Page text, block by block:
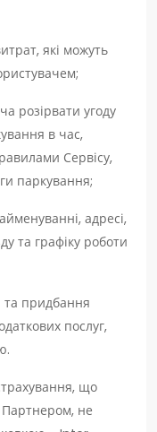
які можуть
розірвати угоду
в час,
Сервісу,
паркування;
адресі,
та графіку роботи
придбання
послуг,
що
Партнером, не